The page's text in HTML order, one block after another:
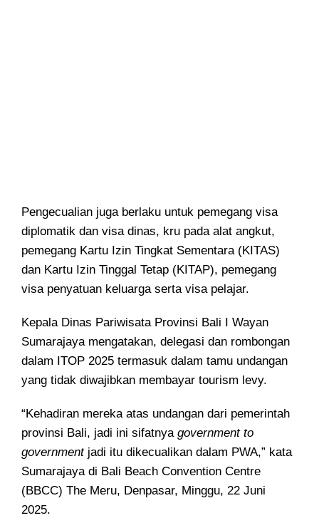
Pengecualian juga berlaku untuk pemegang visa
diplomatik dan visa dinas, kru pada alat angkut,
pemegang Kartu Izin Tingkat Sementara (KITAS)
dan Kartu Izin Tinggal Tetap (KITAP), pemegang
visa penyatuan keluarga serta visa pelajar.
Kepala Dinas Pariwisata Provinsi Bali I Wayan
Sumarajaya mengatakan, delegasi dan rombongan
dalam ITOP 2025 termasuk dalam tamu undangan
yang tidak diwajibkan membayar tourism levy.
“Kehadiran mereka atas undangan dari pemerintah
provinsi Bali, jadi ini sifatnya government to
governmentjadi itu dikecualikan dalam PWA,” kata
Sumarajaya di Bali Beach Convention Centre
(BBCC) The Meru, Denpasar, Minggu, 22 Juni
2025.